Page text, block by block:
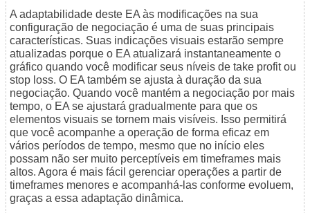
A adaptabilidade deste EA às modificações na sua
configuração de negociação é uma de suas principais
características. Suas indicações visuais estarão sempre
atualizadas porque o EA atualizará instantaneamente o
gráfico quando você modificar seus níveis de take profit ou
stop loss. O EA também se ajusta à duração da sua
negociação. Quando você mantém a negociação por mais
tempo, o EA se ajustará gradualmente para que os
elementos visuais se tornem mais visíveis. Isso permitirá
que você acompanhe a operação de forma eficaz em
vários períodos de tempo, mesmo que no início eles
possam não ser muito perceptíveis em timeframes mais
altos. Agora é mais fácil gerenciar operações a partir de
timeframes menores e acompanhá-las conforme evoluem,
graças a essa adaptação dinâmica.